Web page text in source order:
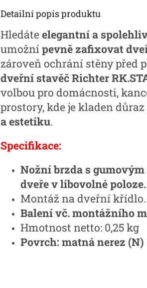
Detailní popis produktu
Hledáteelegantní a
umožnípevně zafixovat
zároveň ochrání stěny před
dveřní stavěč Richter
volbou pro domácnosti,
prostory, kde je kladen důraz
a estetiku.
Specifikace:
Nožní brzda s
dveře v libovolné poloze.
Montáž na dveřní křídlo.
Balení vč. montážního
Hmotnost netto: 0,25 kg
Povrch: matná nerez (N)